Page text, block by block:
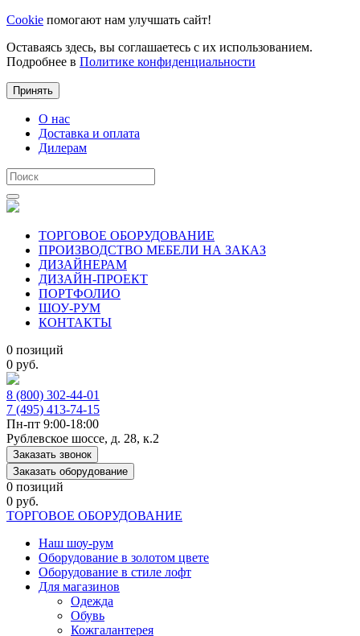
Cookie помогают нам улучшать сайт!
Оставаясь здесь, вы соглашаетесь с их использованием.
Подробнее в Политике конфиденциальности
Принять
О нас
Доставка и оплата
Дилерам
ТОРГОВОЕ ОБОРУДОВАНИЕ
ПРОИЗВОДСТВО МЕБЕЛИ НА ЗАКАЗ
ДИЗАЙНЕРАМ
ДИЗАЙН-ПРОЕКТ
ПОРТФОЛИО
ШОУ-РУМ
КОНТАКТЫ
0 позиций
0 руб.
8 (800) 302-44-01
7 (495) 413-74-15
Пн-пт 9:00-18:00
Рублевское шоссе, д. 28, к.2
Заказать звонок
Заказать оборудование
0 позиций
0 руб.
ТОРГОВОЕ ОБОРУДОВАНИЕ
Наш шоу-рум
Оборудование в золотом цвете
Оборудование в стиле лофт
Для магазинов
Одежда
Обувь
Кожгалантерея